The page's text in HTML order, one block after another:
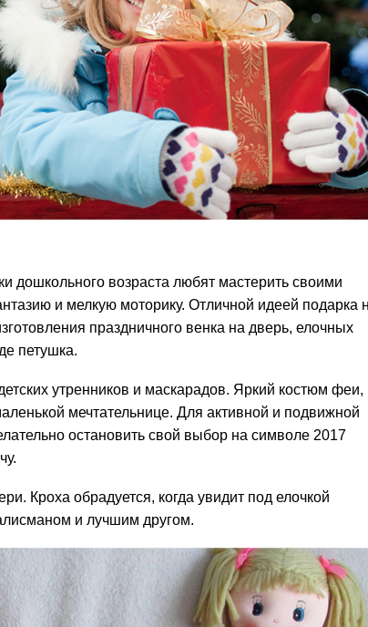
дошкольного возраста любят мастерить своими
и мелкую моторику. Отличной идеей подарка
праздничного венка на дверь, елочных
петушка.
утренников и маскарадов. Яркий костюм феи,
мечтательнице. Для активной и подвижной
остановить свой выбор на символе 2017
Кроха обрадуется, когда увидит под елочкой
и лучшим другом.